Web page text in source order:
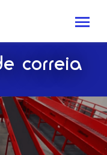
correia